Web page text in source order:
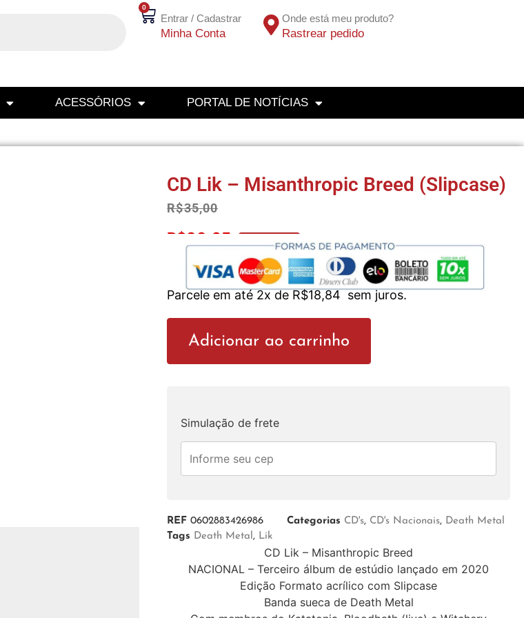
0
Entrar / Cadastrar
Minha Conta
Onde está meu produto?
Rastrear pedido
ACESSÓRIOS PORTAL DE NOTÍCIAS
CD Lik – Misanthropic Breed (Slipcase)
R$35,00
R$33,25
Parcele em até 2x de R$18,84 sem juros.
Adicionar ao carrinho
Simulação de frete
REF0602883426986 Categorias CD's, CD's Nacionais, Death Metal
Tags Death Metal , Lik
CD Lik – Misanthropic Breed
NACIONAL – Terceiro álbum de estúdio lançado em 2020
Edição Formato acrílico com Slipcase
Banda sueca de Death Metal